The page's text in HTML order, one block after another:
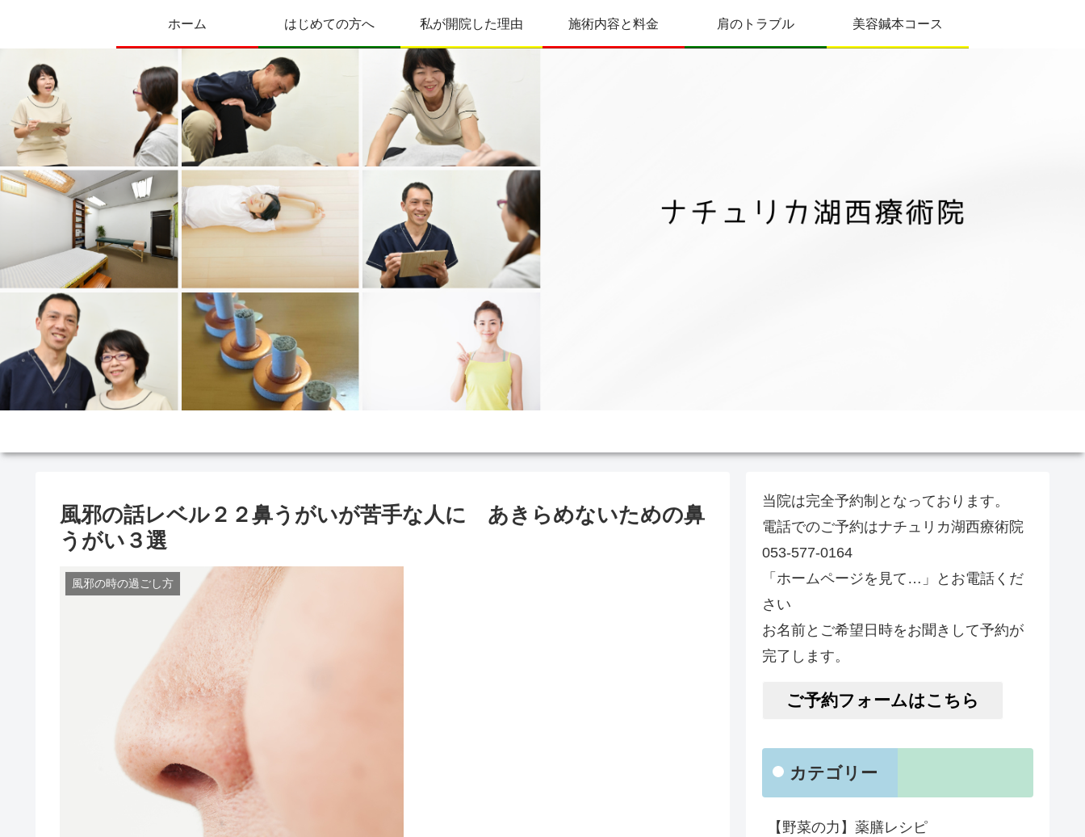
ホーム はじめての方へ 私が開院した理由 施術内容と料金 肩のトラブル 美容鍼本コース
風邪の話レベル２２鼻うがいが苦手な人に あきらめないための鼻
うがい３選
風邪の時の過ごし方
当院は完全予約制となっております。
電話でのご予約はナチュリカ湖西療術院
053-577-0164
「ホームページを見て…」とお電話くだ
さい
お名前とご希望日時をお聞きして予約が
完了します。
ご予約フォームはこちら
カテゴリー
【野菜の力】薬膳レシピ